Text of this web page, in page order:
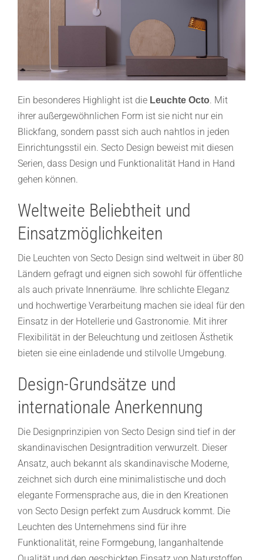
Ein besonderes Highlight ist die Leuchte Octo. Mit
ihrer außergewöhnlichen Form ist sie nicht nur ein
Blickfang, sondern passt sich auch nahtlos in jeden
Einrichtungsstil ein. Secto Design beweist mit diesen
Serien, dass Design und Funktionalität Hand in Hand
gehen können.
Weltweite Beliebtheit und
Einsatzmöglichkeiten
Die Leuchten von Secto Design sind weltweit in über 80
Ländern gefragt und eignen sich sowohl für öffentliche
als auch private Innenräume. Ihre schlichte Eleganz
und hochwertige Verarbeitung machen sie ideal für den
Einsatz in der Hotellerie und Gastronomie. Mit ihrer
Flexibilität in der Beleuchtung und zeitlosen Ästhetik
bieten sie eine einladende und stilvolle Umgebung.
Design-Grundsätze und
internationale Anerkennung
Die Designprinzipien von Secto Design sind tief in der
skandinavischen Designtradition verwurzelt. Dieser
Ansatz, auch bekannt als skandinavische Moderne,
zeichnet sich durch eine minimalistische und doch
elegante Formensprache aus, die in den Kreationen
von Secto Design perfekt zum Ausdruck kommt. Die
Leuchten des Unternehmens sind für ihre
Funktionalität, reine Formgebung, langanhaltende